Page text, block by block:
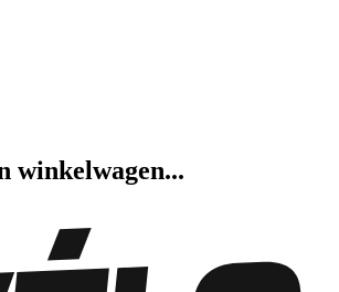
winkelwagen...